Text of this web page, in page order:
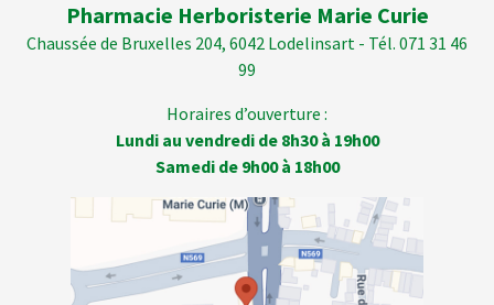
Pharmacie Herboristerie Marie Curie
Chaussée de Bruxelles 204, 6042 Lodelinsart - Tél. 071 31 46
99
Horaires d’ouverture :
Lundi au vendredi de 8h30 à 19h00
Samedi de 9h00 à 18h00